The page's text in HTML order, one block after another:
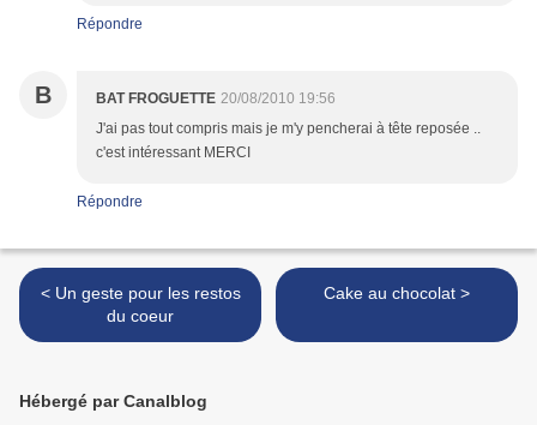
Répondre
B BAT FROGUETTE 20/08/2010 19:56
J'ai pas tout compris mais je m'y pencherai à tête reposée ..
c'est intéressant MERCI
Répondre
< Un geste pour les restos
du coeur
Cake au chocolat >
Hébergé par Canalblog